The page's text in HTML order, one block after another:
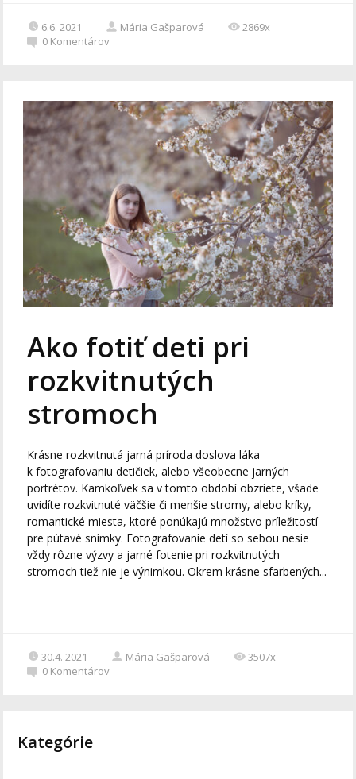
6.6. 2021 Mária Gašparová
2869x
0 Komentárov
Ako fotiť deti pri
rozkvitnutých
stromoch
Krásne rozkvitnutá jarná príroda doslova láka
k fotografovaniu detičiek, alebo všeobecne jarných
portrétov. Kamkoľvek sa v tomto období obzriete, všade
uvidíte rozkvitnuté väčšie či menšie stromy, alebo kríky,
romantické miesta, ktoré ponúkajú množstvo príležitostí
pre pútavé snímky. Fotografovanie detí so sebou nesie
vždy rôzne výzvy a jarné fotenie pri rozkvitnutých
stromoch tiež nie je výnimkou. Okrem krásne sfarbených...
30.4. 2021 Mária Gašparová
3507x
0 Komentárov
Kategórie